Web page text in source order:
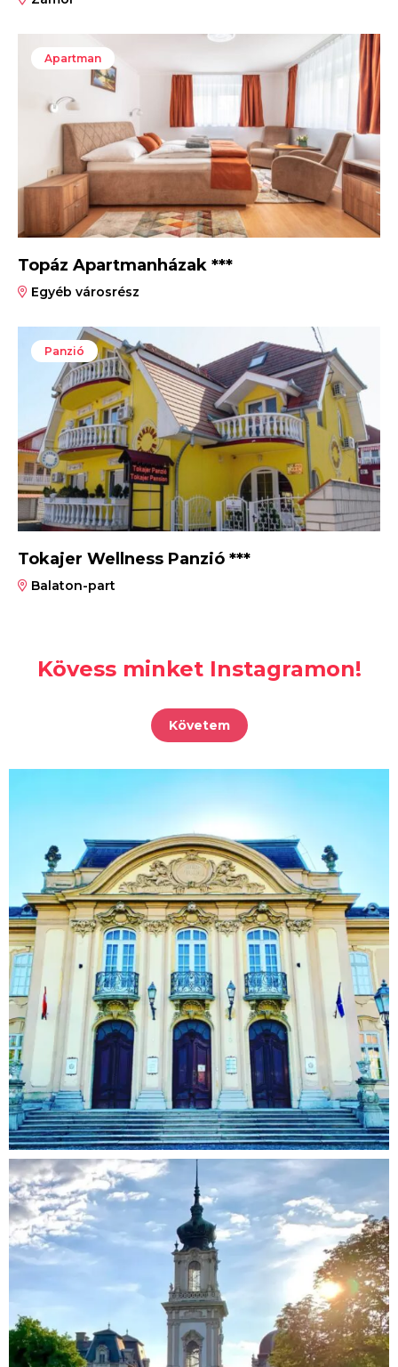
Apartman
Topáz Apartmanházak ***
Egyéb városrész
Panzió
Tokajer Wellness Panzió ***
Balaton-part
Kövess minket Instagramon!
Követem